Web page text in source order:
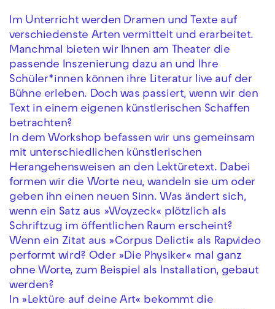
Im Unterricht werden Dramen und Texte auf
verschiedenste Arten vermittelt und erarbeitet.
Manchmal bieten wir Ihnen am Theater die
passende Inszenierung dazu an und Ihre
Schüler*innen können ihre Literatur live auf der
Bühne erleben. Doch was passiert, wenn wir den
Text in einem eigenen künstlerischen Schaffen
betrachten?
In dem Workshop befassen wir uns gemeinsam
mit unterschiedlichen künstlerischen
Herangehensweisen an den Lektüretext. Dabei
formen wir die Worte neu, wandeln sie um oder
geben ihn einen neuen Sinn. Was ändert sich,
wenn ein Satz aus »Woyzeck« plötzlich als
Schriftzug im öffentlichen Raum erscheint?
Wenn ein Zitat aus »Corpus Delicti« als Rapvideo
performt wird? Oder »Die Physiker« mal ganz
ohne Worte, zum Beispiel als Installation, gebaut
werden?
In »Lektüre auf deine Art« bekommt die